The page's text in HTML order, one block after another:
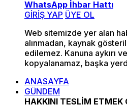
WhatsApp İhbar Hattı
GİRİŞ YAP ÜYE OL
Web sitemizde yer alan
alınmadan, kaynak
edilemez. Kanuna aykırı
kopyalanamaz, başka
ANASAYFA
GÜNDEM
HAKKINI TESLİM ETMEK